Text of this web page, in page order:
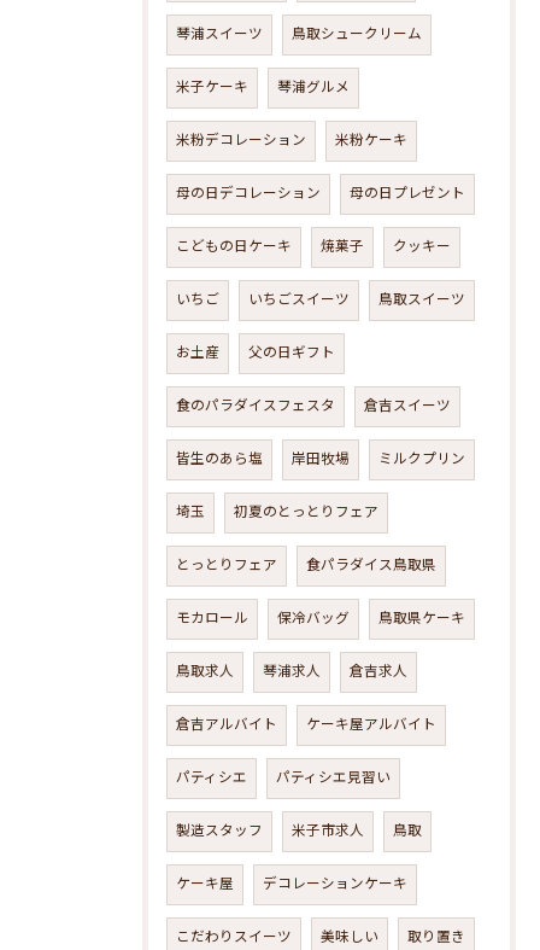
琴浦スイーツ 鳥取シュークリーム
米子ケーキ 琴浦グルメ
米粉デコレーション 米粉ケーキ
母の日デコレーション 母の日プレゼント
こどもの日ケーキ 焼菓子 クッキー
いちご いちごスイーツ 鳥取スイーツ
お土産 父の日ギフト
食のパラダイスフェスタ 倉吉スイーツ
皆生のあら塩 岸田牧場 ミルクプリン
埼玉 初夏のとっとりフェア
とっとりフェア 食パラダイス鳥取県
モカロール 保冷バッグ 鳥取県ケーキ
鳥取求人 琴浦求人 倉吉求人
倉吉アルバイト ケーキ屋アルバイト
パティシエ パティシエ見習い
製造スタッフ 米子市求人 鳥取
ケーキ屋 デコレーションケーキ
こだわりスイーツ 美味しい 取り置き